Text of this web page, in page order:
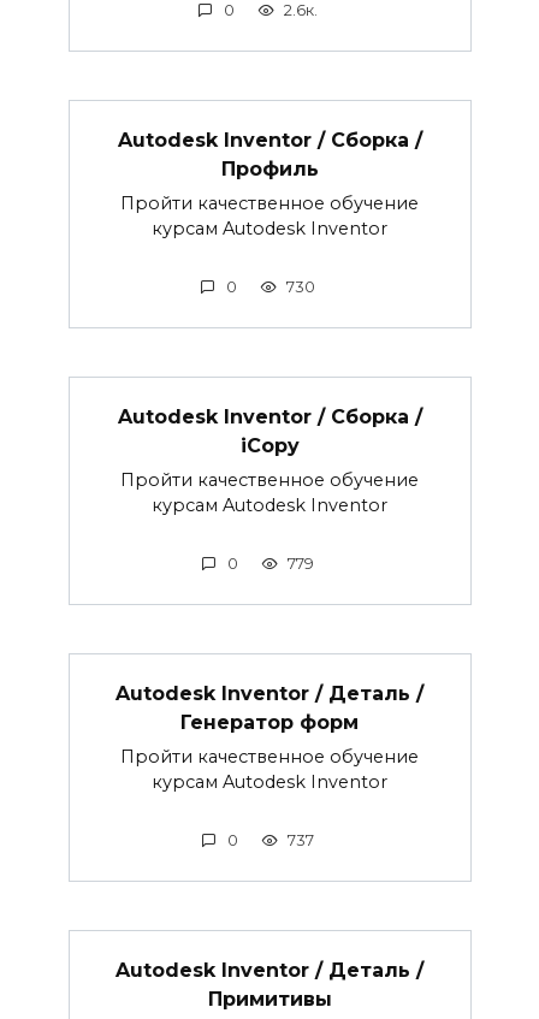
0 2.6к.
Autodesk Inventor / Сборка /
Профиль
Пройти качественное обучение
курсам Autodesk Inventor
0 730
Autodesk Inventor / Сборка /
iCopy
Пройти качественное обучение
курсам Autodesk Inventor
0 779
Autodesk Inventor / Деталь /
Генератор форм
Пройти качественное обучение
курсам Autodesk Inventor
0 737
Autodesk Inventor / Деталь /
Примитивы